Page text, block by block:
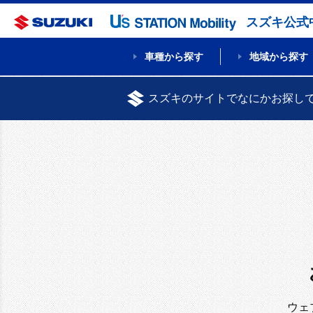
スズキ公式
車種から探す 地域から探す
スズキのサイトでなにかお探し
ウェ